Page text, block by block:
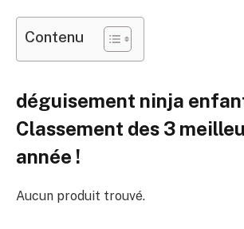
Contenu
déguisement ninja
Classement des 3
année !
Aucun produit trouvé.